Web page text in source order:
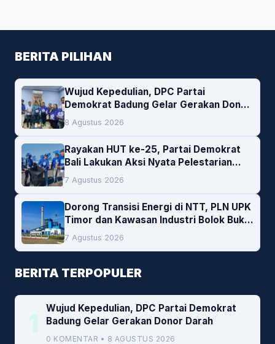
BERITA PILIHAN
Wujud Kepedulian, DPC Partai
Demokrat Badung Gelar Gerakan Donor
Darah
8 Agustus 2026
Rayakan HUT ke-25, Partai Demokrat
Bali Lakukan Aksi Nyata Pelestarian
Lingkungan
7 Agustus 2026
Dorong Transisi Energi di NTT, PLN UPK
Timor dan Kawasan Industri Bolok Buka
Peluang Investasi Woodchip untuk
Cofiring PLTU Bolok
7 Agustus 2026
BERITA TERPOPULER
1
Wujud Kepedulian, DPC Partai Demokrat
Badung Gelar Gerakan Donor Darah
0 KOMENTAR • 8 AGUSTUS 2026